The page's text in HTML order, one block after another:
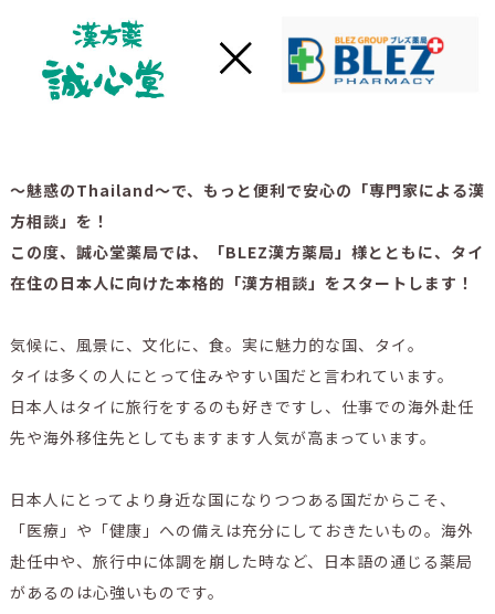
～魅惑のThailand〜で、もっと便利で安心の「専門家による漢
方相談」を！
この度、誠心堂薬局では、「BLEZ漢方薬局」様とともに、タイ
在住の日本人に向けた本格的「漢方相談」をスタートします！
気候に、風景に、文化に、食。実に魅力的な国、タイ。
タイは多くの人にとって住みやすい国だと言われています。
日本人はタイに旅行をするのも好きですし、仕事での海外赴任
先や海外移住先としてもますます人気が高まっています。
日本人にとってより身近な国になりつつある国だからこそ、
「医療」や「健康」への備えは充分にしておきたいもの。海外
赴任中や、旅行中に体調を崩した時など、日本語の通じる薬局
があるのは心強いものです。